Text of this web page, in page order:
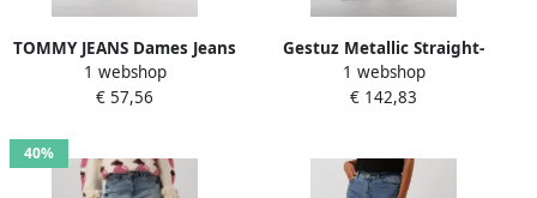
TOMMY JEANS Dames Jeans
Layla Hr Slim Straight
Ch0115 Lichtblauw
1 webshop
€ 57,56
Gestuz Metallic Straight-
Leg Jeans Coated Blue Wash
Blue Dames
1 webshop
€ 142,83
40%